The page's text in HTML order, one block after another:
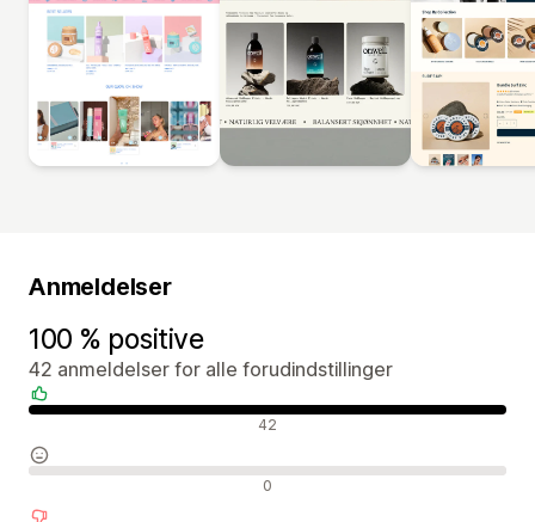
Anmeldelser
100 % positive
42 anmeldelser for alle forudindstillinger
Positive anmeldelser 42
Neutrale anmeldelser 0